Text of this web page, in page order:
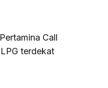
Call
terdekat